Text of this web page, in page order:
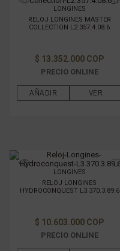
LONGINES
RELOJ LONGINES MASTER
COLLECTION L2.357.4.08.6
$ 13.352.000 COP
PRECIO ONLINE
AÑADIR VER
LONGINES
RELOJ LONGINES
HYDROCONQUEST L3.370.3.89.6
$ 10.603.000 COP
PRECIO ONLINE